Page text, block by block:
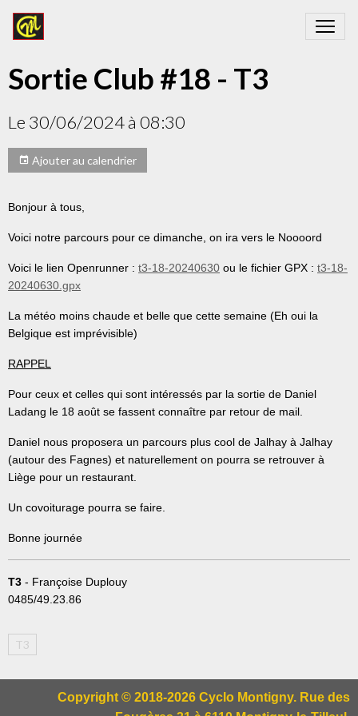
Sortie Club #18 - T3
Le 30/06/2024à 08:30
Ajouter au calendrier
Bonjour à tous,
Voici notre parcours pour ce dimanche, on ira vers le Noooord
Voici le lien Openrunner : t3-18-20240630 ou le fichier GPX : t3-18-
20240630.gpx
La météo moins chaude et belle que cette semaine (Eh oui la
Belgique est imprévisible)
RAPPEL
Pour ceux et celles qui sont intéressés par la sortie de Daniel
Ladang le 18 août se fassent connaître par retour de mail.
Daniel nous proposera un parcours plus cool de Jalhay à Jalhay
(autour des Fagnes) et naturellement on pourra se retrouver à
Liège pour un restaurant.
Un covoiturage pourra se faire.
Bonne journée
T3 - Françoise Duplouy
0485/49.23.86
T3
Copyright © 2018-2026 Cyclo Montigny. Rue des